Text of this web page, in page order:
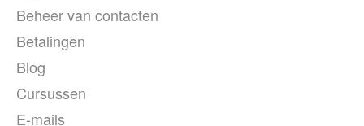
Beheer van contacten
Betalingen
Blog
Cursussen
E-mails